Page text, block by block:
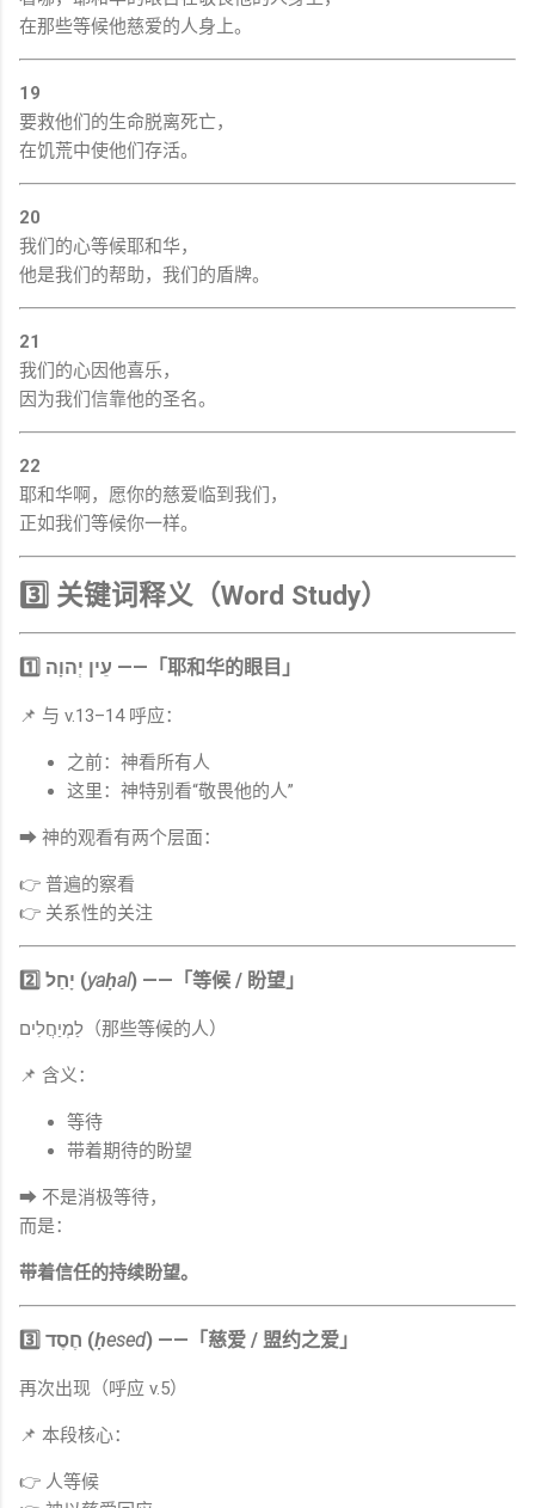
在那些等候他慈爱的人身上。
19
要救他们的生命脱离死亡，
在饥荒中使他们存活。
20
我们的心等候耶和华，
他是我们的帮助，我们的盾牌。
21
我们的心因他喜乐，
因为我们信靠他的圣名。
22
耶和华啊，愿你的慈爱临到我们，
正如我们等候你一样。
3️⃣ 关键词释义（Word Study）
1️⃣ עֵין יְהוָה ——「耶和华的眼目」
📌 与 v.13–14 呼应：
之前：神看所有人
这里：神特别看“敬畏他的人”
➡ 神的观看有两个层面：
👉 普遍的察看
👉 关系性的关注
2️⃣ יָחַל (yaḥal) ——「等候 / 盼望」
לַמְיַחֲלִים（那些等候的人）
📌 含义：
等待
带着期待的盼望
➡ 不是消极等待，
而是：
带着信任的持续盼望。
3️⃣ חֶסֶד (ḥesed) ——「慈爱 / 盟约之爱」
再次出现（呼应 v.5）
📌 本段核心：
👉 人等候